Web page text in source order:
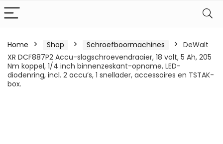
Home Shop Schroefboormachines
DeWalt
XR DCF887P2 Accu-slagschroevendraaier, 18 volt, 5 Ah, 205
Nm koppel, 1/4 inch binnenzeskant-opname, LED-
diodenring, incl. 2 accu’s, 1 snellader, accessoires en TSTAK-
box.